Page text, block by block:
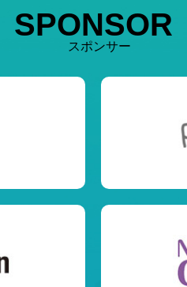
SPONSOR
スポンサー